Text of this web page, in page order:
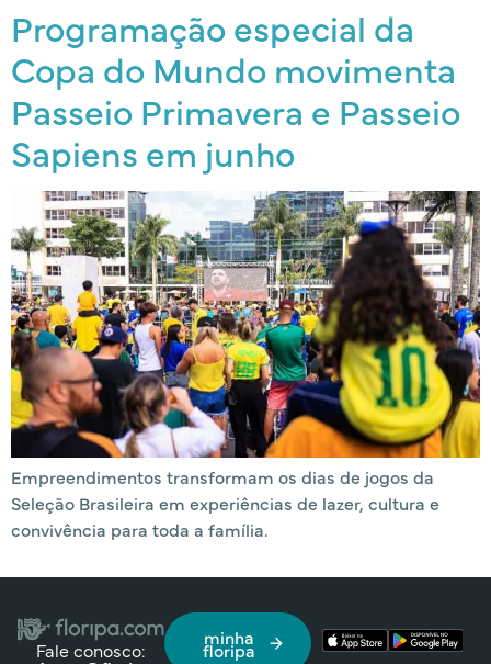
Programação especial da
Copa do Mundo movimenta
Passeio Primavera e Passeio
Sapiens em junho
Empreendimentos transformam os dias de jogos da
Seleção Brasileira em experiências de lazer, cultura e
convivência para toda a família.
Fale conosco:
minha
floripa